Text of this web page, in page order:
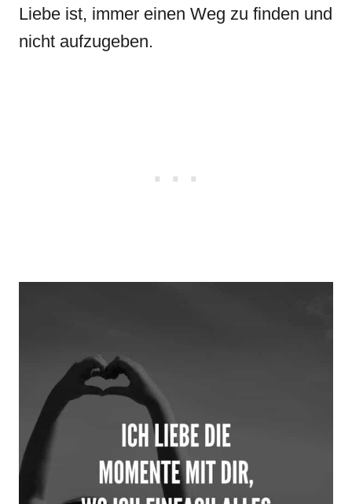
Liebe ist, immer einen Weg zu finden und
nicht aufzugeben.